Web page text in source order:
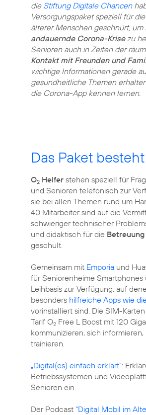
die Stiftung Digitale Chancen
Versorgungspaketspeziell für
älterer Menschen geschnürt,
andauernde Corona-Krisezu
Senioren auch in Zeiten der
Kontakt mit Freunden und
wichtige Informationen gerade
gesundheitliche Themen
die Corona-App kennen lernen.
Das Paket
O2 Helfer stehen speziell für
und Senioren telefonisch zur
sie bei allen Themen rund um
40 Mitarbeiter sind auf die
schwieriger technischer
und didaktisch für die
geschult.
Gemeinsam mit Emporia und
für Seniorenheime Smartphones
Leihbasis zur Verfügung, auf
besonders hilfreiche Apps wie
vorinstalliert sind. Die SIM-
Tarif O2 Free L Boost mit 120
kommunizieren, sich
trainieren.
„Digital(es) einfach erklärt“:
Betriebssystemen und
Senioren ein.
Der Podcast "Digital Mobil im